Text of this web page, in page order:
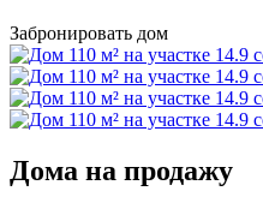
Забронировать дом
Дома на продажу